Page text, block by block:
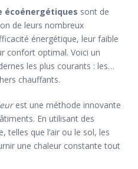
écoénergétiques sont de
de leurs nombreux
énergétique, leur faible
confort optimal. Voici un
les plus courants : les
chauffants.
est une méthode innovante
En utilisant des
telles que l’air ou le sol, les
une chaleur constante tout